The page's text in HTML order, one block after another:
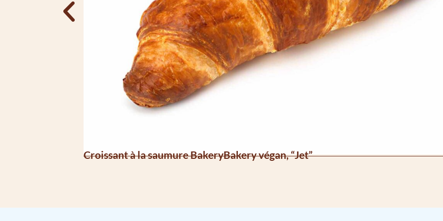
Croissant à la saumure BakeryBakery végan, “Jet”